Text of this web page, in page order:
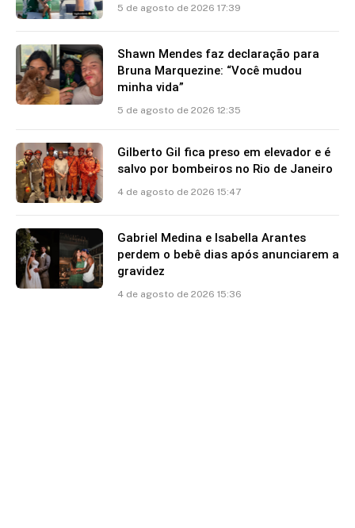
5 de agosto de 2026 17:39
Shawn Mendes faz declaração para
Bruna Marquezine: “Você mudou
minha vida”
5 de agosto de 2026 12:35
Gilberto Gil fica preso em elevador e é
salvo por bombeiros no Rio de Janeiro
4 de agosto de 2026 15:47
Gabriel Medina e Isabella Arantes
perdem o bebê dias após anunciarem a
gravidez
4 de agosto de 2026 15:36